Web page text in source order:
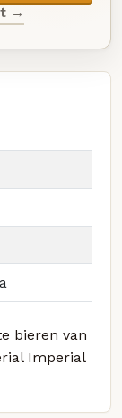
→
bieren van
Imperial